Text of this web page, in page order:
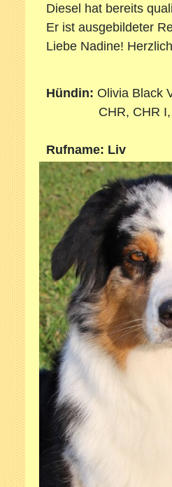
Diesel hat bereits
Er ist ausgebildeter
Liebe Nadine!
Hündin: Olivia Black
CHR,